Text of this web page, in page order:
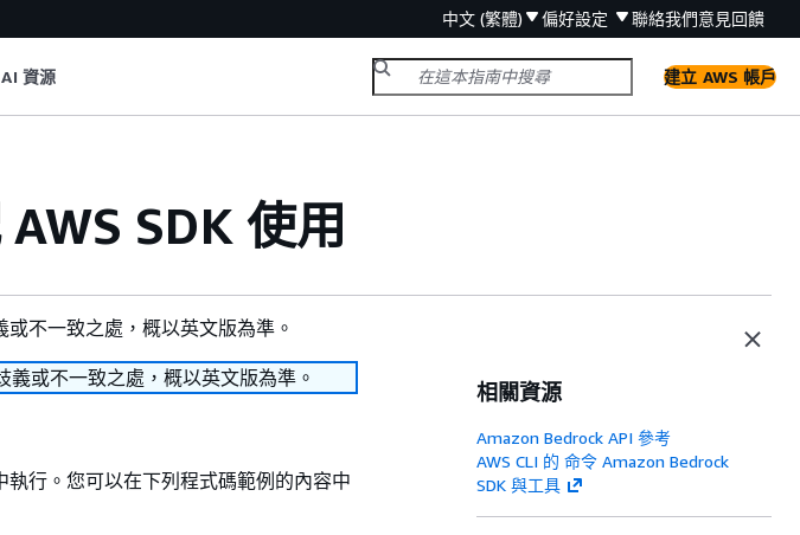
中文 (繁體) 偏好設定 聯絡我們意見回饋
AI 資源 建立 AWS 帳戶
SDK 使用
不一致之處，概以英文版為準。
或不一致之處，概以英文版為準。
行。您可以在下列程式碼範例的內容中
相關資源
Amazon Bedrock API 參考
AWS CLI 的 命令 Amazon Bedrock
SDK 與工具